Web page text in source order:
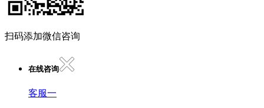
扫码添加微信咨询
在线咨询
客服一